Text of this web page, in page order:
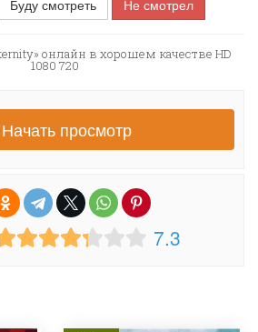
Буду смотреть Не смотрел
онлайн в хорошем качестве HD
1080 720
просмотр
7.3